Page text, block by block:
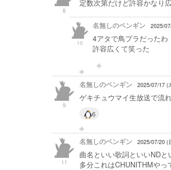
8
定数次第だけど許容かなり
10
名無しのペンギン 2025/
4アタで鳥プラだったわ
許容広くて笑った
9
名無しのペンギン 2025/07/17 (
ゲキチュウマイ生放送で流
6
11
名無しのペンギン 2025/07/20 (
曲名といい歌詞といいND
多分これはCHUNITHMや